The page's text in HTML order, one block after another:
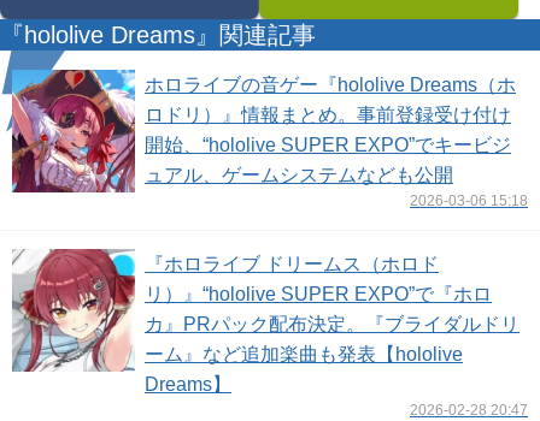
『hololive Dreams』関連記事
ホロライブの音ゲー『hololive Dreams（ホ
ロドリ）』情報まとめ。事前登録受け付け
開始、“hololive SUPER EXPO”でキービジ
ュアル、ゲームシステムなども公開
2026-03-06 15:18
『ホロライブ ドリームス（ホロド
リ）』“hololive SUPER EXPO”で『ホロ
カ』PRパック配布決定。『ブライダルドリ
ーム』など追加楽曲も発表【hololive
Dreams】
2026-02-28 20:47